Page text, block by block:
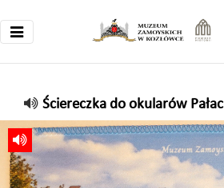
Ściereczka do okularów Pałac